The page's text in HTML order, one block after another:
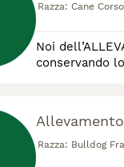
Razza: Cane Corso
Noi
conservando
Razza: Bulldog